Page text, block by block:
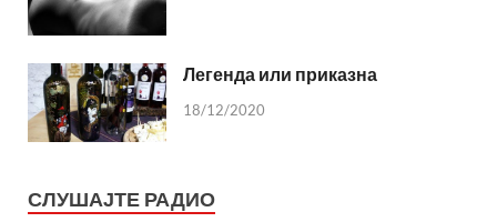
Легенда или приказна
18/12/2020
СЛУШАЈТЕ РАДИО